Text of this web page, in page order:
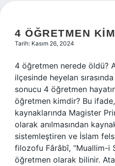
4 ÖĞRETMEN
Tarih: Kasım 26, 2024
4 öğretmen nerede öldü?
ilçesinde heyelan
sonucu 4 öğretmen
öğretmen kimdir? Bu ifade,
kaynaklarında Magister
olarak anılmasından
sistemleştiren ve İslam
filozofu Fârâbî, “Muallim-i
öğretmen olarak bilinir.